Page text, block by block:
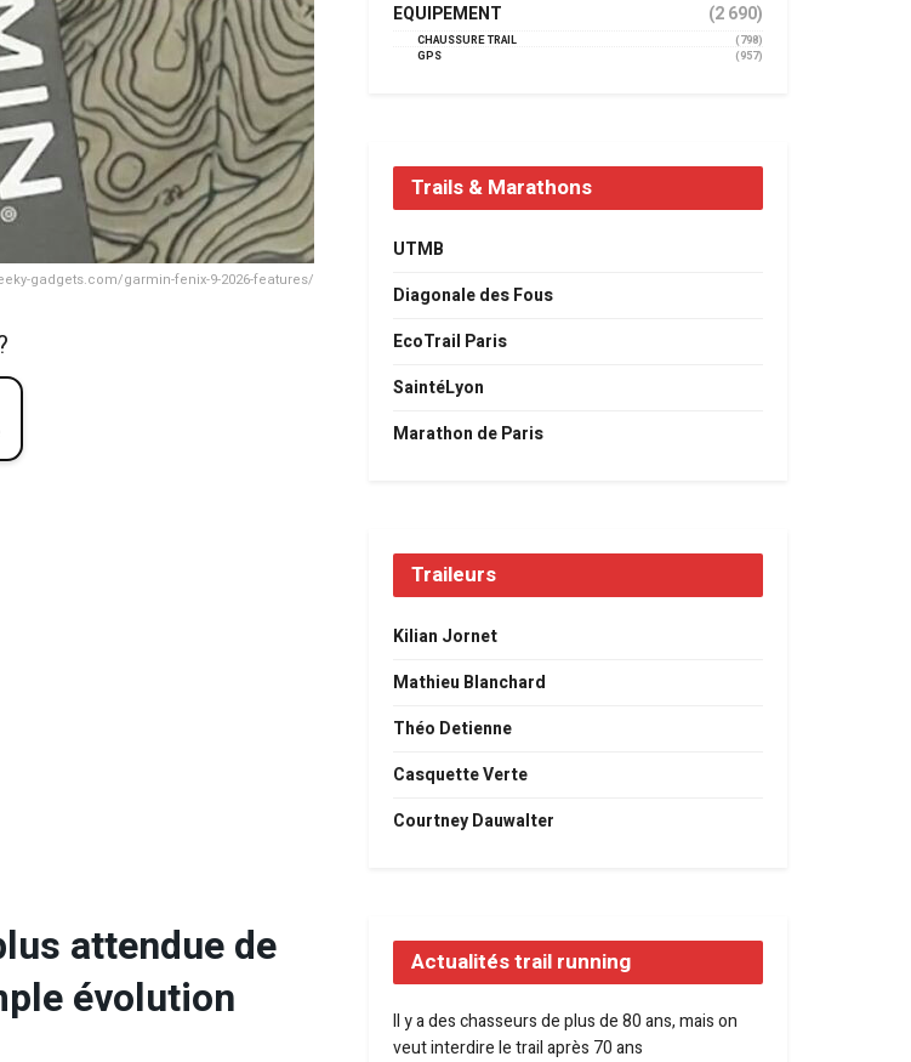
gadgets.com/garmin-fenix-9-2026-features/
attendue de
évolution
EQUIPEMENT (2 690)
CHAUSSURE TRAIL
(798)
GPS
(957)
Trails & Marathons
UTMB
Diagonale des Fous
EcoTrail Paris
SaintéLyon
Marathon de Paris
Traileurs
Kilian Jornet
Mathieu Blanchard
Théo Detienne
Casquette Verte
Courtney Dauwalter
Actualités trail running
Il y a des chasseurs de plus de 80 ans, mais on
veut interdire le trail après 70 ans